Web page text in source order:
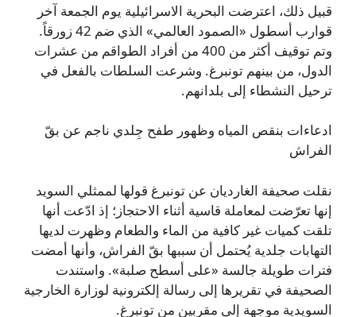
قبيل ذلك، اعترضت البحرية الاسرائيلية يوم الجمعة آخر
قوارب أسطول «الصمود العالمي» الذي ضم 42 زورقاً.
وتم توقيف أكثر من 400 من أفراد الطواقم من عشرات
الدول، من بينهم تونبرغ. وشرعت السلطات بالفعل في
ترحيل النشطاء إلى بلدانهم.
ادعاءات بنقص المياه وظهور طفح جِلدي ناجم عن بقّ
الفراش
نقلت صحيفة الغارديان عن تونبرغ قولها لممثلي السويد
إنها تعرّضت لمعاملة قاسية أثناء الاحتجاز؛ إذ ادّعت أنها
تلقت كميات غير كافية من الماء والطعام وظهرت لديها
التهابات جلدية يُحتمل أن سببها بقّ الفراش، وأنها أمضت
فترات طويلة جالسة «على أسطح صلبة». واستندت
الصحيفة في تقريرها إلى رسالة إلكترونية لوزارة الخارجية
السويدية موجهة إلى مقربين من تونبرغ.